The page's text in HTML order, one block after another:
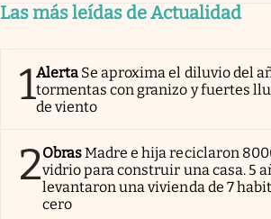
Las más leídas de Actualidad
1Alerta Se aproxima el diluvio del
tormentas con granizo y fuertes
de viento
2ObrasMadre e hija reciclaron
vidrio para construir una casa. 5
levantaron una vivienda de 7
cero